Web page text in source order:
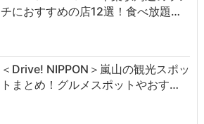
チにおすすめの店12選！食べ放題…
＜Drive! NIPPON＞嵐山の観光スポッ
トまとめ！グルメスポットやおす…